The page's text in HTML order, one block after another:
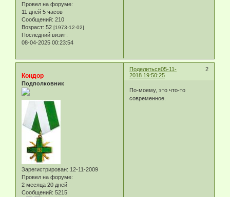
Провел на форуме:
11 дней 5 часов
Сообщений: 210
Возраст: 52 [1973-12-02]
Последний визит:
08-04-2025 00:23:54
Поделиться 2
05-11-
2018 19:50:25
Кондор
Подполковник
Зарегистрирован: 12-11-2009
Провел на форуме:
2 месяца 20 дней
Сообщений: 5215
По-моему, это что-то
современное.